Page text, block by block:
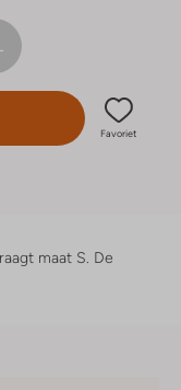
Favoriet
maat S. De